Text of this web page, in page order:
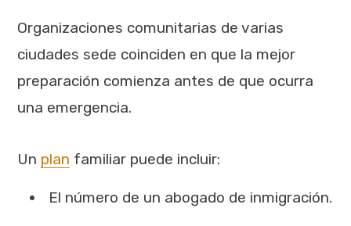
Organizaciones comunitarias de varias
ciudades sede coinciden en que la mejor
preparación comienza antes de que ocurra
una emergencia.
Un plan familiar puede incluir:
El número de un abogado de inmigración.